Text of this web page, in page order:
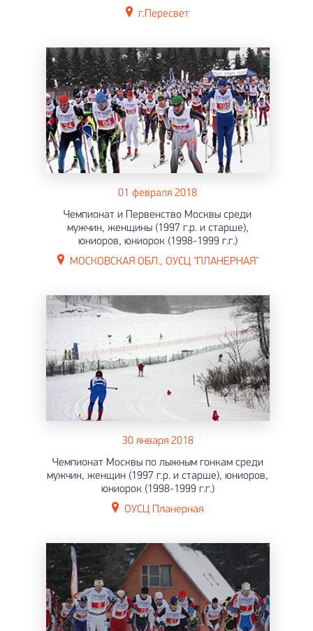
г.Пересвет
01 февраля 2018
Чемпионат и Первенство Москвы среди
мужчин, женщины (1997 г.р. и старше),
юниоров, юниорок (1998-1999 г.г.)
МОСКОВСКАЯ ОБЛ., ОУСЦ "ПЛАНЕРНАЯ"
30 января 2018
Чемпионат Москвы по лыжным гонкам среди
мужчин, женщин (1997 г.р. и старше), юниоров,
юниорок (1998-1999 г.г.)
ОУСЦ Планерная